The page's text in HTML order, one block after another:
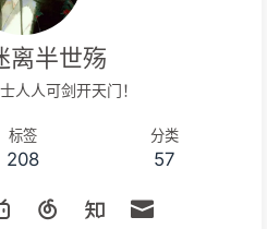
离半世殇
人人可剑开天门！
标签
208
分类
57